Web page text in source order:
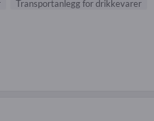
Transportanlegg for drikkevarer